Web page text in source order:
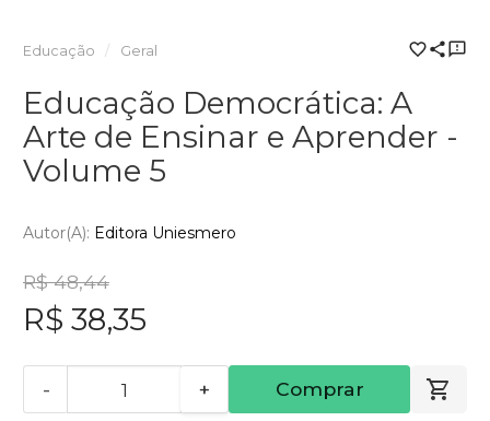
Educação Geral
Educação Democrática: A
Arte de Ensinar e Aprender -
Volume 5
Autor(a): Editora Uniesmero
R$ 48,44
R$ 38,35
- + Comprar